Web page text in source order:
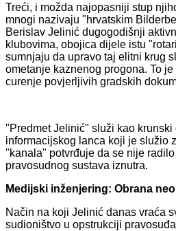
Treći, i možda najopasniji stup
mnogi nazivaju "hrvatskim
Berislav Jelinić dugogodišnji
klubovima, obojica dijele istu
sumnjaju da upravo taj elitni krug
ometanje kaznenog progona. To
curenje povjerljivih gradskih
"Predmet Jelinić" služi kao
informacijskog lanca koji je služio
"kanala" potvrđuje da se nije
pravosudnog sustava iznutra.
Medijski inženjering: Obrana
Način na koji Jelinić danas vraća
sudioništvo u opstrukciji